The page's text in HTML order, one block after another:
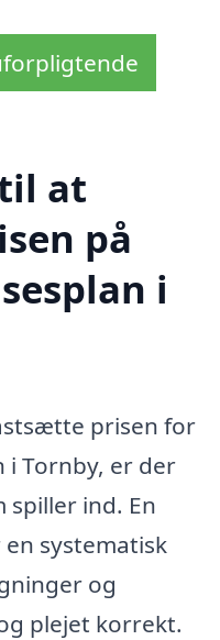
at
på
i
prisen for
i Tornby, er der
ind. En
systematisk
og
plejet korrekt.